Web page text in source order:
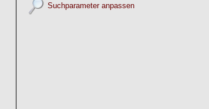
Suchparameter anpassen